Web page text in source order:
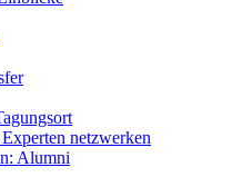
netzwerken
Alumni